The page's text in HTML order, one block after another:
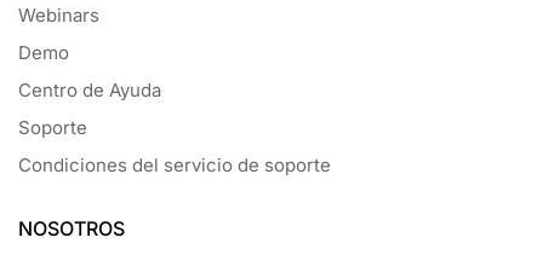
Webinars
Demo
Centro de Ayuda
Soporte
Condiciones del servicio de soporte
NOSOTROS